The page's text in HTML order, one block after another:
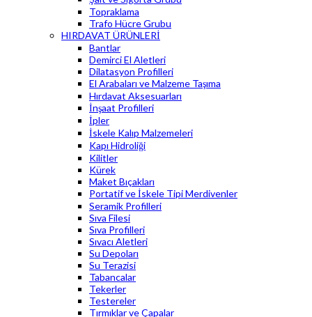
Topraklama
Trafo Hücre Grubu
HIRDAVAT ÜRÜNLERİ
Bantlar
Demirci El Aletleri
Dilatasyon Profilleri
El Arabaları ve Malzeme Taşıma
Hırdavat Aksesuarları
İnşaat Profilleri
İpler
İskele Kalıp Malzemeleri
Kapı Hidroliği
Kilitler
Kürek
Maket Bıçakları
Portatif ve İskele Tipi Merdivenler
Seramik Profilleri
Sıva Filesi
Sıva Profilleri
Sıvacı Aletleri
Su Depoları
Su Terazisi
Tabancalar
Tekerler
Testereler
Tırmıklar ve Çapalar